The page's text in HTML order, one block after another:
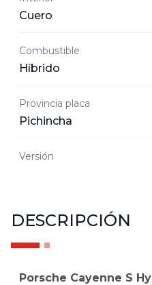
Cuero
Combustible
Híbrido
Provincia placa
Pichincha
Versión
DESCRIPCIÓN
Porsche Cayenne S